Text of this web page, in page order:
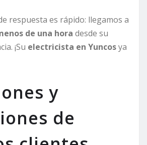
respuesta es rápido: llegamos a
de una hora desde su
¡Su electricista en Yuncosya
y
de